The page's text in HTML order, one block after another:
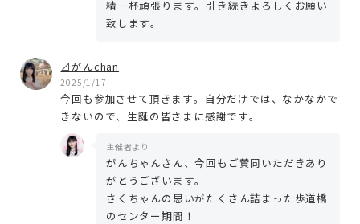
精一杯頑張ります。引き続きよろしくお願い
致します。
⊿がんchan
2025/1/17
今回も参加させて頂きます。自分だけでは、なかなかで
きないので、生誕の皆さまに感謝です。
主催者より
がんちゃんさん、今回もご賛同いただきあり
がとうございます。
さくちゃんの思いがたくさん詰まった歩道橋
のセンター期間！